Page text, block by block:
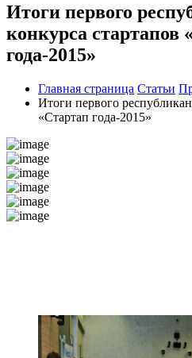
Итоги первого
конкурса стартапов
года-2015»
Главная страница Статьи
Итоги первого
«Стартап года-2015»